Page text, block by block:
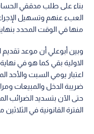
بناء على طلب مدققي
العبء عنهم وتسهيل
منها في الوقت المحدد
وبين أبوعلي أن موعد تقديم
ضريبة الدخل والمبيعات
حتى الآن بتسديد الضرائب
الفترة القانونية في الثلاثين